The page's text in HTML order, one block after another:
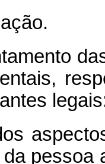
pessoa